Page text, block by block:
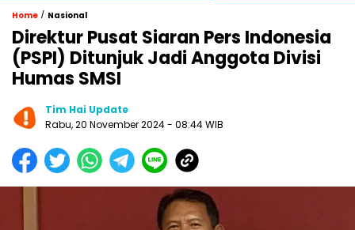
Home / Nasional
Direktur Pusat Siaran Pers Indonesia
(PSPI) Ditunjuk Jadi Anggota Divisi
Humas SMSI
Tim Hai Update
Rabu, 20 November 2024 - 08:44 WIB